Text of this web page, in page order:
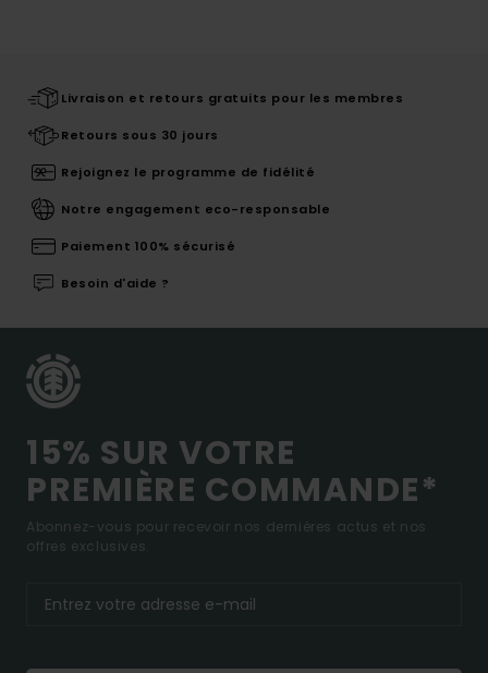
Livraison et retours gratuits pour les membres
Retours sous 30 jours
Rejoignez le programme de fidélité
Notre engagement eco-responsable
Paiement 100% sécurisé
Besoin d'aide ?
15% SUR VOTRE
PREMIÈRE COMMANDE*
Abonnez-vous pour recevoir nos dernières actus et nos
offres exclusives.